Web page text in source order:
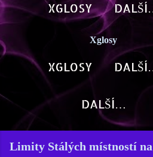
XGLOSY
Xglosy
XGLOSY
DALŠÍ…
Limity Stálých místností